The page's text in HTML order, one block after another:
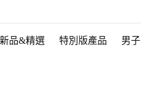
新品&精選 特別版產品 男子